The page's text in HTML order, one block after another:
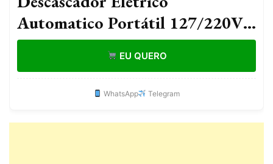
Automatico Portátil 127/220V
Cozinha Descascar Alho Uvas
Frutas Tomate Legumes
EU QUERO
WhatsApp Telegram